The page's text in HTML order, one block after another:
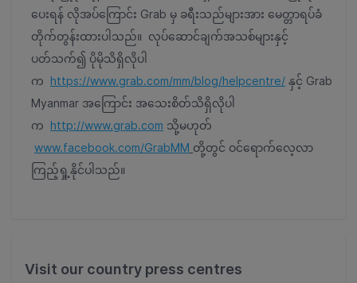
ပေးရန် လိုအပ်ကြောင်း Grab မှ ခရီးသည်များအား မေတ္တာရပ်ခံ
တိုက်တွန်းထားပါသည်။ လုပ်ဆောင်ချက်အသစ်များနှင့်
ပတ်သက်၍ ပိုမိုသိရှိလိုပါ
က https://www.grab.com/mm/blog/helpcentre/ နှင့် Grab
Myanmar အကြောင်း အသေးစိတ်သိရှိလိုပါ
က http://www.grab.com သို့မဟုတ်
www.facebook.com/GrabMM တို့တွင် ဝင်ရောက်လေ့လာ
ကြည့်ရှု့နိုင်ပါသည်။
Visit our country press centres